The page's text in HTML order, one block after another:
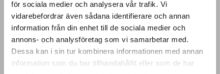
för sociala medier och analysera vår trafik. Vi
vidarebefordrar även sådana identifierare och annan
information från din enhet till de sociala medier och
annons- och analysföretag som vi samarbetar med.
Dessa kan i sin tur kombinera informationen med annan
information som du har tillhandahållit eller som de har
GDPR
Köpvillkor